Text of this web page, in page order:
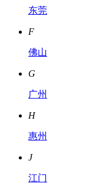
东莞
F
佛山
G
广州
H
惠州
J
江门